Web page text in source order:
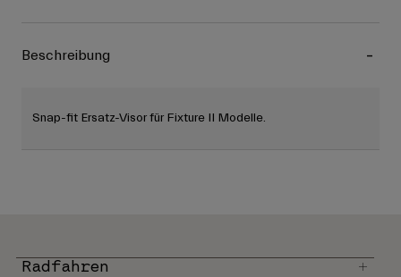
Beschreibung
Snap-fit Ersatz-Visor für Fixture II Modelle.
Radfahren